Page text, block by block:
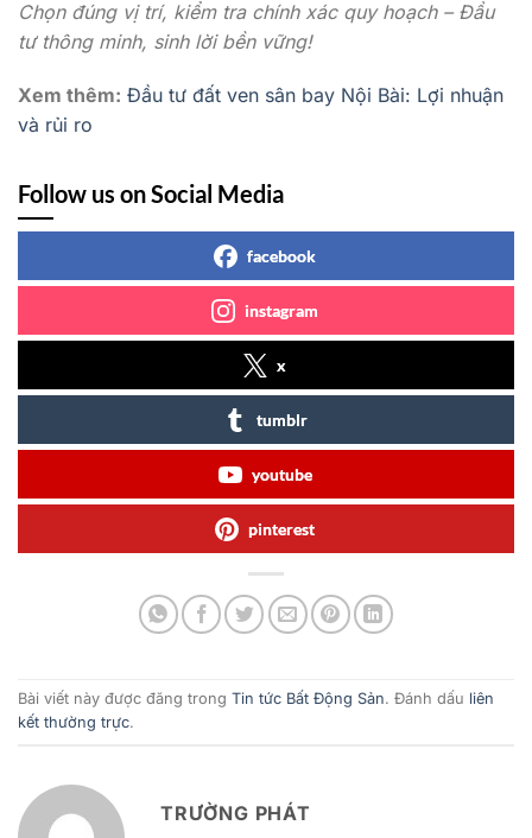
Chọn đúng vị trí, kiểm tra chính xác quy hoạch – Đầu
tư thông minh, sinh lời bền vững!
Xem thêm: Đầu tư đất ven sân bay Nội Bài: Lợi nhuận
và rủi ro
Follow us on Social Media
facebook
instagram
x
tumblr
youtube
pinterest
Bài viết này được đăng trong Tin tức Bất Động Sản. Đánh dấu liên
kết thường trực.
TRƯỜNG PHÁT